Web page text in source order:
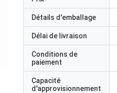
Détails d'emballage
Délai de livraison
Conditions de
paiement
Capacité
d'approvisionnement